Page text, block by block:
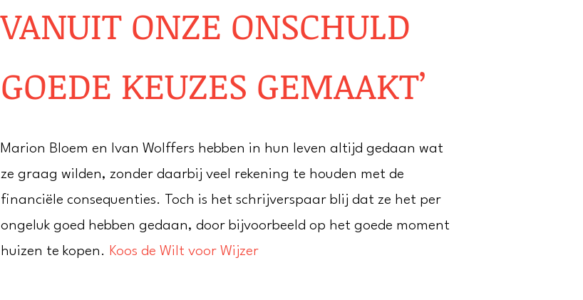
VANUIT ONZE ONSCHULD
GOEDE KEUZES GEMAAKT’
Marion Bloem en Ivan Wolffers hebben in hun leven altijd gedaan wat
ze graag wilden, zonder daarbij veel rekening te houden met de
financiële consequenties. Toch is het schrijverspaar blij dat ze het per
ongeluk goed hebben gedaan, door bijvoorbeeld op het goede moment
huizen te kopen. Koos de Wilt voor Wijzer